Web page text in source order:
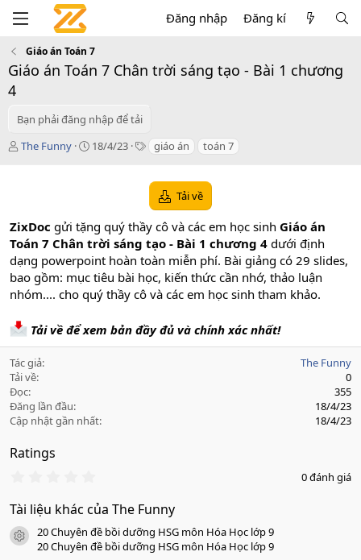
Đăng nhập Đăng kí
Giáo án Toán 7
Giáo án Toán 7 Chân trời sáng tạo - Bài 1 chương
4
Bạn phải đăng nhập để tải
T
The Funny
C
o
n
d
a
t
18/4/23
T
s
giáo án toán 7
Tải về
ZixDoc gửi tặng quý thầy cô và các em học sinh Giáo án
Toán 7 Chân trời sáng tạo - Bài 1 chương 4 dưới định
dạng powerpoint hoàn toàn miễn phí. Bài giảng có 29 slides,
bao gồm: mục tiêu bài học, kiến thức cần nhớ, thảo luận
nhóm.... cho quý thầy cô và các em học sinh tham khảo.
Tải về để xem bản đầy đủ và chính xác nhất!
Tác giả
The Funny
Tải về
0
Đọc
355
Đăng lần đầu
18/4/23
Cập nhật gần nhất
18/4/23
Ratings
0
0
s
a
o
0 đánh giá
Tài liệu khác của The Funny
icon tài liệu
20 Chuyên đề bồi dưỡng HSG môn Hóa Học lớp 9
20 Chuyên đề bồi dưỡng HSG môn Hóa Học lớp 9